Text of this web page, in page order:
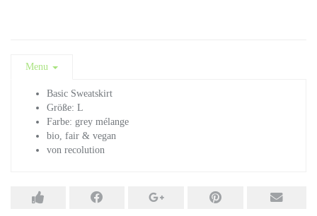
Menu
Basic Sweatskirt
Größe: L
Farbe: grey mélange
bio, fair & vegan
von recolution